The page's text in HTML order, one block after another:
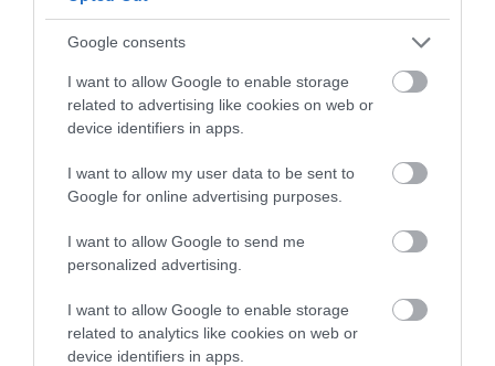
Google consents
I want to allow Google to enable storage
related to advertising like cookies on web or
device identifiers in apps.
I want to allow my user data to be sent to
Google for online advertising purposes.
I want to allow Google to send me
personalized advertising.
I want to allow Google to enable storage
related to analytics like cookies on web or
device identifiers in apps.
Dobó tér - Bajcsy-Zsilinszky utca - Kossuth
Lajos utca - Egészségház utca - Érsekkert
kerékpárút – Mocsáry Lajos utca – Sas út –
Kistályai út – Kőlyuk út (K2) – Faiskola u. –
János utca - Fadrusz utca - Brassói utca -
Nagyváradi utca - Faiskola utca - Külsősor
utca - Mátyás király út (Kerékpárút) - Sas út
(Kerékpárút) - Állomás tér (Kerékpárút) -
Deák ferenc út (Kerékpárút) – Hatvani kapu
tér – Törvényház u. – Vörösmarty út –